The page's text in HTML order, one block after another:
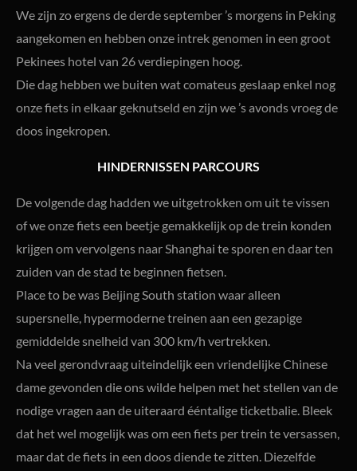
We zijn zo ergens de derde september ’s morgens in Peking
aangekomen en hebben onze intrek genomen in een groot
Pekinees hotel van 26 verdiepingen hoog.
Die dag hebben we buiten wat comateus geslaap enkel nog
onze fiets in elkaar geknutseld en zijn we ’s avonds vroeg de
doos ingekropen.
HINDERNISSEN PARCOURS
De volgende dag hadden we uitgetrokken om uit te vissen
of we onze fiets een beetje gemakkelijk op de trein konden
krijgen om vervolgens naar Shanghai te sporen en daar ten
zuiden van de stad te beginnen fietsen.
Place to be was Beijing South station waar alleen
supersnelle, hypermoderne treinen aan een gezapige
gemiddelde snelheid van 300 km/h vertrekken.
Na veel gerondvraag uiteindelijk een vriendelijke Chinese
dame gevonden die ons wilde helpen met het stellen van de
nodige vragen aan de uiteraard ééntalige ticketbalie. Bleek
dat het wel mogelijk was om een fiets per trein te versassen,
maar dat de fiets in een doos diende te zitten. Diezelfde